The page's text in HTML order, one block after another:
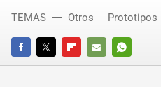
FACEBOOKTWITTERFLIPBOARD
E-
WHATSAPP
TEMAS Otros Prototipos